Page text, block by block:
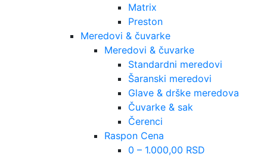
Matrix
Preston
Meredovi & čuvarke
Meredovi & čuvarke
Standardni meredovi
Šaranski meredovi
Glave & drške meredova
Čuvarke & sak
Čerenci
Raspon Cena
0 – 1.000,00 RSD